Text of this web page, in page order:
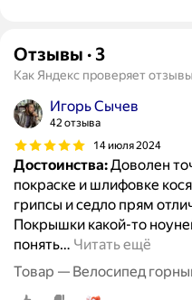
Отзывы · 3
Как Яндекс проверяет отзывы
Игорь Сычев
42 отзыва
14 июля 2024
Достоинства:Доволен
покраске и шлифовке
грипсы и седло прям
Покрышки какой-то
понять… Читать ещё
Товар — Велосипед